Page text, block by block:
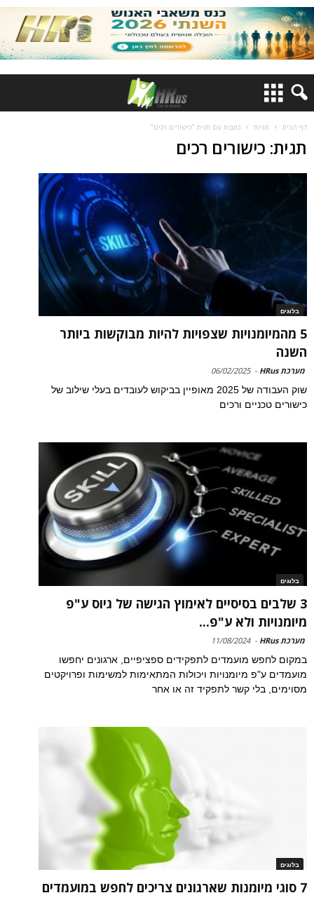
דף הבית תגיות כתבות עם תגית "כישורים רכים"
תגית: כישורים רכים
בלוגים
5 מהמיומנויות שצפויות להיות מבוקשות ביותר
השנה
מערכת HRus -
06/02/2025
שוק העבודה של 2025 מאופיין בביקוש לעובדים בעלי שילוב של
כישורים טכניים ורכים
בלוגים
3 שלבים בסיסיים לאימוץ הגישה של גיוס ע"פ
מיומנויות ולא ע"פ...
מערכת HRus -
11/08/2024
במקום לחפש מועמדים לתפקידים ספציפיים, ארגונים יחפשו
מועמדים ע"פ מיומנויות ויכולות המתאימות למשימות ופרויקטים
מסוימים, בלי קשר לתפקיד זה או אחר
בלוגים
7 סוגי מיומנות שארגונים צריכים לחפש במועמדים